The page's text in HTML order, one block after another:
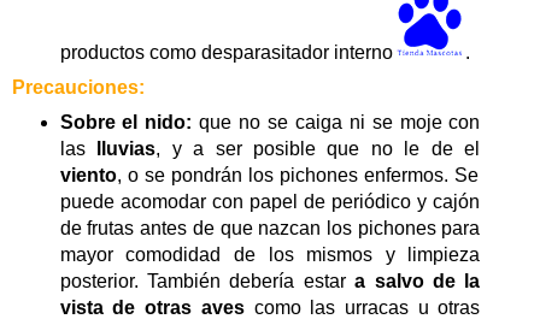
productos como desparasitador interno
.
Precauciones:
Sobre el nido: que no se caiga ni se moje con
laslluvias, y a ser posible que no le de el
viento, o se pondrán los pichones enfermos. Se
puede acomodar con papel de periódico y cajón
de frutas antes de que nazcan los pichones para
mayor comodidad de los mismos y limpieza
posterior. También debería estara salvo de la
vista de otras aves como las urracas u otras